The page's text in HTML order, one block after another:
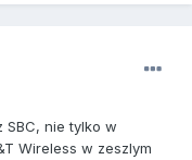
nie tylko w
Wireless w zeszlym